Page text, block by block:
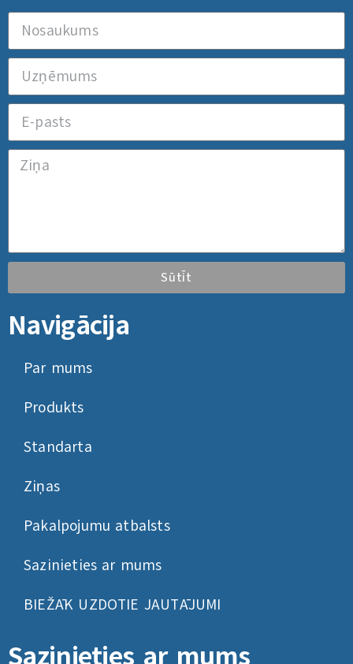
Sūtīt
Navigācija
Par mums
Produkts
Standarta
Ziņas
Pakalpojumu atbalsts
Sazinieties ar mums
BIEŽĀK UZDOTIE JAUTĀJUMI
Sazinieties ar mums